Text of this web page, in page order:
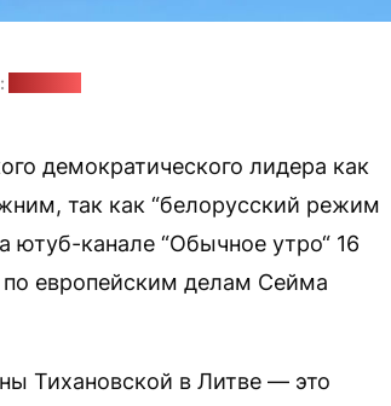
демократического лидера как
так как “белорусский режим
ютуб-канале “Обычное утро“ 16
по европейским делам Сейма
Тихановской в Литве — это